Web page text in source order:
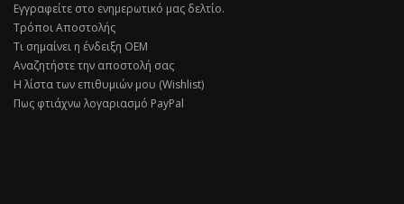
Εγγραφείτε στο ενημερωτικό μας δελτίο.
Τρόποι Αποστολής
Τι σημαίνει η ένδειξη ΟΕΜ
Αναζητήστε την αποστολή σας
Η λίστα των επιθυμιών μου (Wishlist)
Πως φτιάχνω λογαριασμό PayPal